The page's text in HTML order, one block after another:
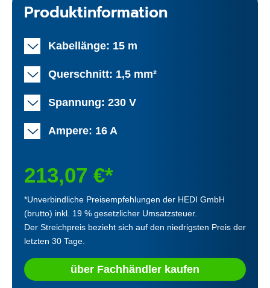
Produktinformation
Kabellänge: 15 m
Querschnitt: 1,5 mm²
Spannung: 230 V
Ampere: 16 A
213,07 €*
*Unverbindliche Preisempfehlungen der HEDI GmbH
(brutto) inkl. 19 % gesetzlicher Umsatzsteuer.
Der Streichpreis bezieht sich auf den niedrigsten Preis der
letzten 30 Tage.
über Fachhändler kaufen